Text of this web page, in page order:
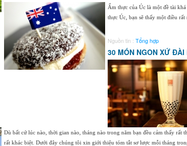
Ẩm thực của Úc là một đề tài
thực Úc, bạn sẽ thấy một điều
Nguồn tin : Tổng hợp
30 MÓN NGON XỨ
Dù bất cứ lúc nào, thời gian nào, tháng nào trong năm bạn đều cảm thấy
rất khác biệt. Dưới đây chúng tôi xin giới thiệu tóm tắt sơ lược mỗi tháng